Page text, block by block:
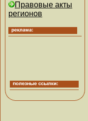
Правовые акты
регионов